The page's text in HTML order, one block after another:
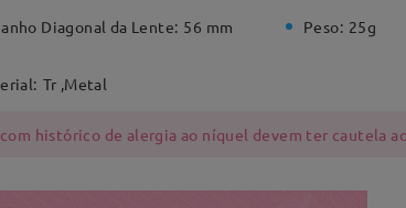
Diagonal da Lente: 56 mm Peso: 25g
Tr ,Metal
histórico de alergia ao níquel devem ter cautela